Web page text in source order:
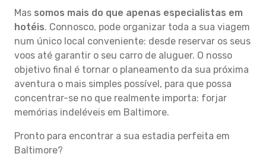
Mas somos mais do que apenas especialistas em
hotéis. Connosco, pode organizar toda a sua viagem
num único local conveniente: desde reservar os seus
voos até garantir o seu carro de aluguer. O nosso
objetivo final é tornar o planeamento da sua próxima
aventura o mais simples possível, para que possa
concentrar-se no que realmente importa: forjar
memórias indeléveis em Baltimore.
Pronto para encontrar a sua estadia perfeita em
Baltimore?